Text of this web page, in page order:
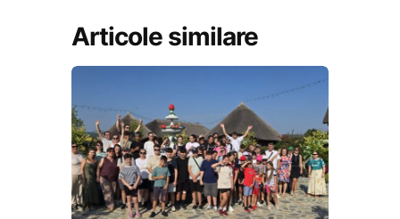
Articole similare